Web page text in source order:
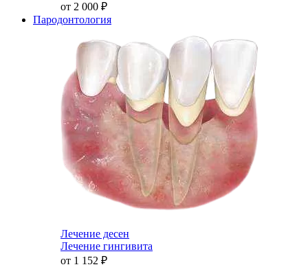
от 2 000 ₽
Пародонтология
Лечение десен
Лечение гингивита
от 1 152 ₽